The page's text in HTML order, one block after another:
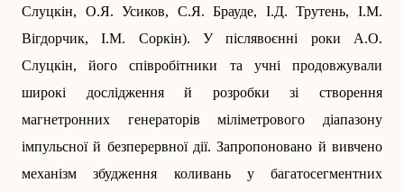
Слуцкін, О.Я. Усиков, С.Я. Брауде, І.Д. Трутень, І.М.
Вігдорчик, І.М. Соркін). У післявоєнні роки А.О.
Слуцкін, його співробітники та учні продовжували
широкі дослід­ження й розробки зі створення
магнетронних генераторів міліметрового діапазону
імпульсної й безперервної дії. Запропоновано й вивчено
механізм збудження коливань у багатосегментних